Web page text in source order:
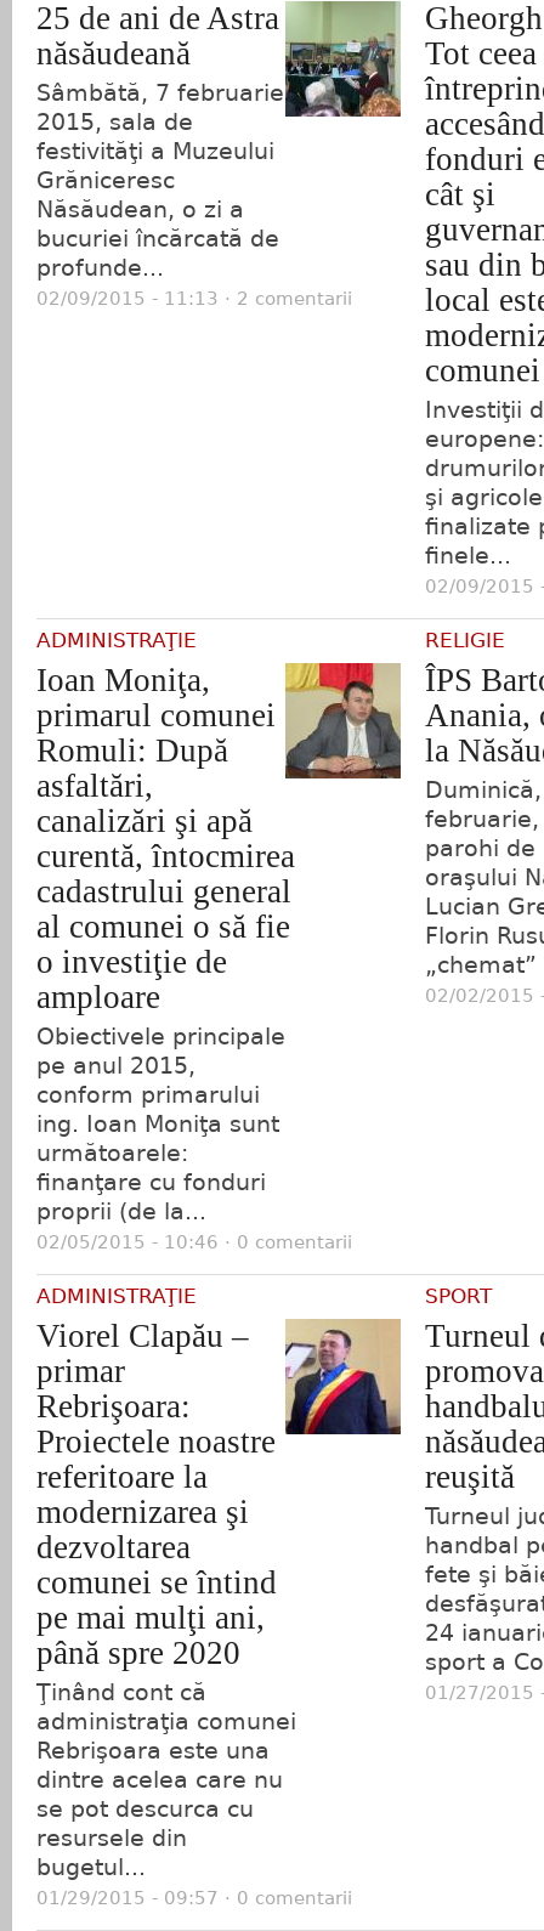
25 de ani de Astra
năsăudeană
Sâmbătă, 7 februarie
2015, sala de
festivităţi a Muzeului
Grăniceresc
Năsăudean, o zi a
bucuriei încărcată de
profunde...
02/09/2015 - 11:13 · 2 comentarii
Tot ceea
fonduri
cât şi
sau din
local
comunei
Investiţii
şi
finalizate
finele...
02/09/2015
ADMINISTRAŢIE
Ioan Moniţa,
primarul comunei
Romuli: După
asfaltări,
canalizări şi apă
curentă, întocmirea
cadastrului general
al comunei o să fie
o investiţie de
amploare
Obiectivele principale
pe anul 2015,
conform primarului
ing. Ioan Moniţa sunt
următoarele:
finanţare cu fonduri
proprii (de la...
02/05/2015 - 10:46 · 0 comentarii
RELIGIE
ÎPS
Anania,
la
parohi de
oraşului
Lucian
Florin
02/02/2015
ADMINISTRAŢIE
Viorel Clapău –
primar
Rebrişoara:
Proiectele noastre
referitoare la
modernizarea şi
dezvoltarea
comunei se întind
pe mai mulţi ani,
până spre 2020
Ţinând cont că
administraţia comunei
Rebrişoara este una
dintre acelea care nu
se pot descurca cu
resursele din
bugetul...
01/29/2015 - 09:57 · 0 comentarii
SPORT
Turneul
reuşită
Turneul
handbal
fete şi
24
sport a
01/27/2015